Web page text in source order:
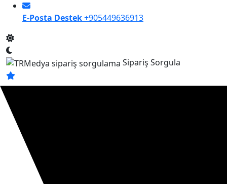
E-Posta Destek+905449636913
Sipariş Sorgula